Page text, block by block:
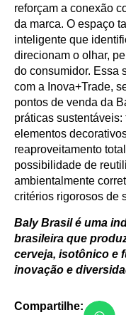
reforçam a conexão
da marca. O espaço
inteligente que
direcionam o olhar,
do consumidor. Essa
com a Inova+Trade,
pontos de venda da
práticas
elementos
reaproveitamento
possibilidade de
ambientalmente
critérios rigorosos de
Baly Brasil é uma
brasileira que
cerveja, isotônico e
inovação e
Compartilhe: